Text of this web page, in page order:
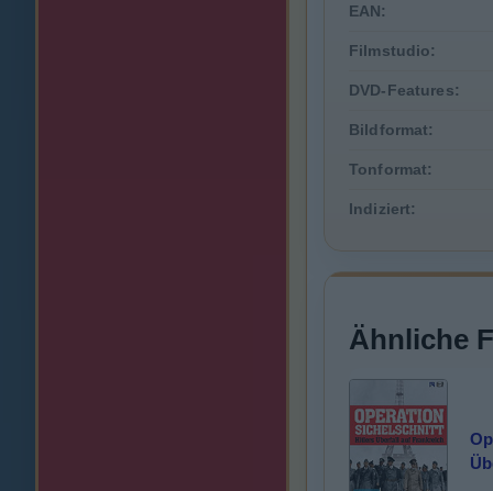
EAN:
Filmstudio:
DVD-Features:
Bildformat:
Tonformat:
Indiziert:
Ähnliche